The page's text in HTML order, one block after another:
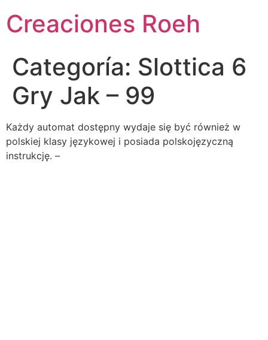
contenido
Creaciones Roeh
Categoría: Slottica 6
Gry Jak – 99
Każdy automat dostępny wydaje się być również w
polskiej klasy językowej i posiada polskojęzyczną
instrukcję. –